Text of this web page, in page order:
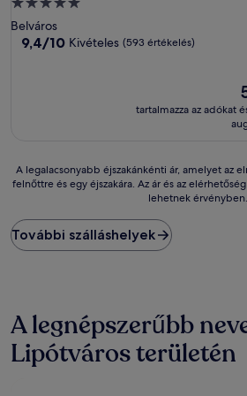
csillagos
szálláshely
Belváros
9.4
9,4/10 Kivételes (593 értékelés)
ár
tartalmazza az adókat
A
legalacsonyabb
ár,
amelyet
az
találtunk
két
felnőttre
és
A legalacsonyabb éjszakánkénti ár, amelyet az
felnőttre és egy éjszakára. Az ár és az
lehetnek érvényben.
További szálláshelyek
A legnépszerűbb
Lipótváros területén